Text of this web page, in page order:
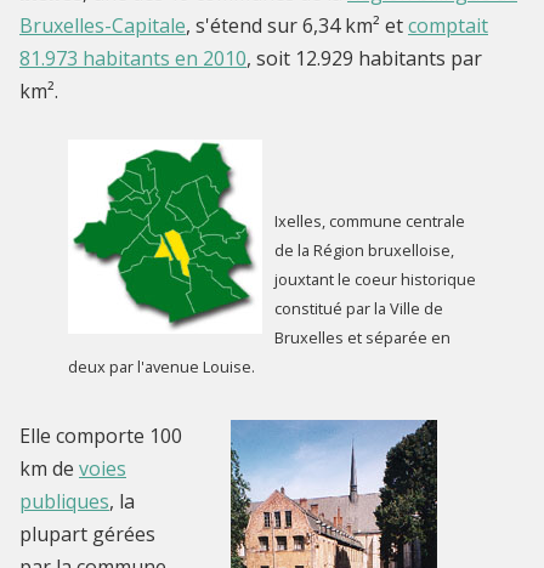
Bruxelles-Capitale, s'étend sur 6,34 km² etcomptait
81.973 habitants en 2010, soit 12.929 habitants par
km².
Ixelles, commune centrale
de la Région bruxelloise,
jouxtant le coeur historique
constitué par la Ville de
Bruxelles et séparée en
deux par l'avenue Louise.
Elle comporte 100
km de voies
publiques, la
plupart gérées